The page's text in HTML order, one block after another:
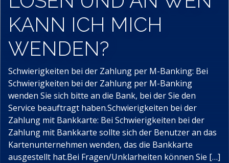
KANN ICH MICH
WENDEN?
Schwierigkeiten bei der Zahlung per M-Banking: Bei
Schwierigkeiten bei der Zahlung per M-Banking
wenden Sie sich bitte an die Bank, bei der Sie den
Service beauftragt haben.Schwierigkeiten bei der
Zahlung mit Bankkarte: Bei Schwierigkeiten bei der
Zahlung mit Bankkarte sollte sich der Benutzer an das
Kartenunternehmen wenden, das die Bankkarte
ausgestellt hat.Bei Fragen/Unklarheiten können Sie […]